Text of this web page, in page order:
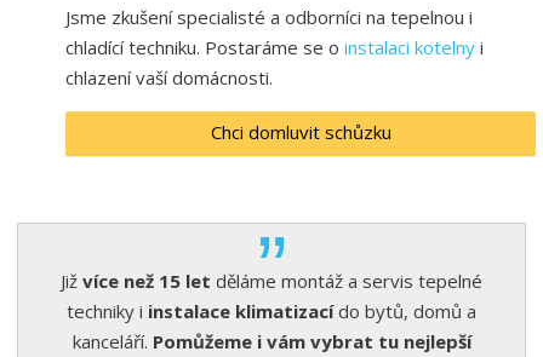
Jsme zkušení specialisté a odborníci na tepelnou i
chladící techniku. Postaráme se oinstalaci kotelnyi
chlazení vaší domácnosti.
Chci domluvit schůzku
Již více než 15 let děláme montáž a servis tepelné
techniky i instalace klimatizacído bytů, domů a
kanceláří. Pomůžeme i vám vybrat tu nejlepší